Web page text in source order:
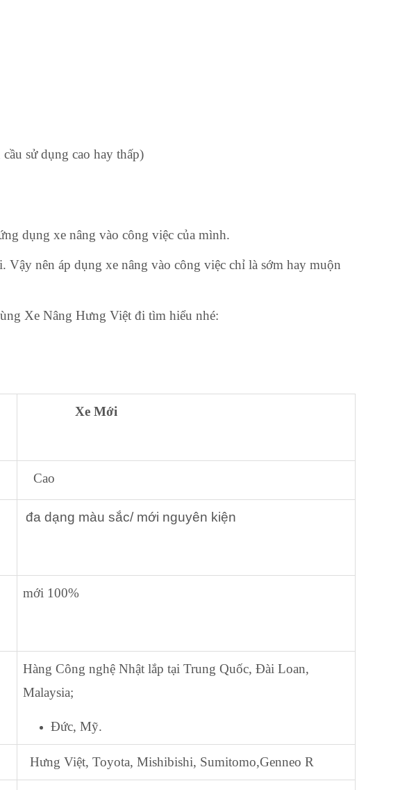
sử dụng cao hay thấp)
dụng xe nâng vào công việc của mình.
nên áp dụng xe nâng vào công việc chỉ là sớm hay muộn
Xe Nâng Hưng Việt đi tìm hiểu nhé:
Xe Mới
Cao
đa dạng màu sắc/ mới nguyên kiện
mới 100%
Hàng Công nghệ Nhật lắp tại Trung Quốc, Đài Loan,
Malaysia;
Đức, Mỹ.
Hưng Việt, Toyota, Mishibishi, Sumitomo,Genneo R